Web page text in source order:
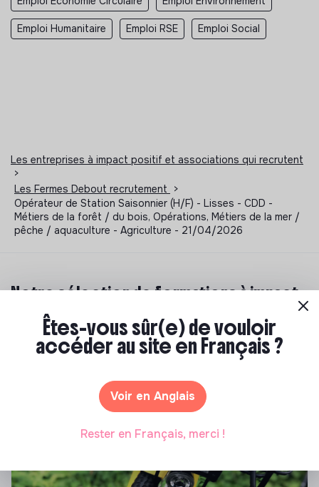
Emploi Humanitaire Emploi RSE Emploi Social
Les entreprises à impact positif et associations qui recrutent
>
Les Fermes Debout recrutement
>
Opérateur de Station Saisonnier (H/F) - Lisses - CDD -
Métiers de la forêt / du bois, Opérations, Métiers de la mer /
pêche / aquaculture - Agriculture - 21/04/2026
Notre sélection de formations à impact
Tu souhaites te réorienter mais tu ne sais pas par où
commencer ? Pas de panique, on te propose une
sélection de formations aux métiers de la transition
Êtes-vous sûr(e) de vouloir
accéder au site en Français ?
Voir en Anglais
Rester en Français, merci !